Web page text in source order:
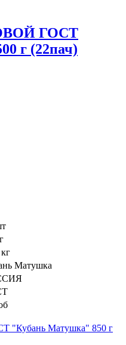
ГОСТ
г (22пач)
Матушка